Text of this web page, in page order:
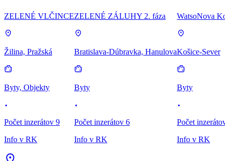
ZELENÉ VLČINCE
Žilina, Pražská
Byty, Objekty
Počet inzerátov 9
Info v RK
ZELENÉ ZÁLUHY 2. fáza
Bratislava-Dúbravka, Hanulova
Byty
Počet inzerátov 6
Info v RK
WatsoNova
Košice-Sever
Byty
Počet inzerátov
Info v RK